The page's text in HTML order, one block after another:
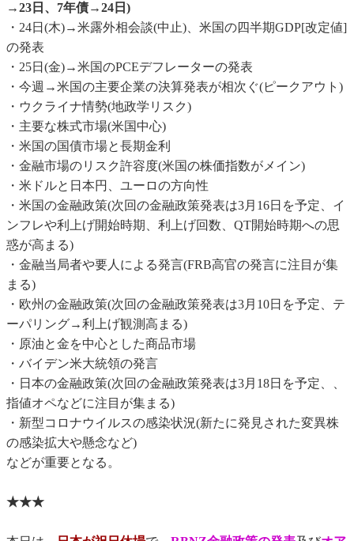
→23日、7年債→24日)
・24日(木)→米露外相会談(中止)、米国の四半期GDP[改定値]
の発表
・25日(金)→米国のPCEデフレーターの発表
・今週→米国の主要企業の決算発表が相次ぐ(ピークアウト)
・ウクライナ情勢(地政学リスク)
・主要な株式市場(米国中心)
・米国の国債市場と長期金利
・金融市場のリスク許容度(米国の株価指数がメイン)
・米ドルと日本円、ユーロの方向性
・米国の金融政策(次回の金融政策発表は3月16日を予定、イ
ンフレや利上げ開始時期、利上げ回数、QT開始時期への思
惑が高まる)
・金融当局者や要人による発言(FRB高官の発言に注目が集
まる)
・欧州の金融政策(次回の金融政策発表は3月10日を予定、テ
ーパリング→利上げ観測高まる)
・原油と金を中心とした商品市場
・バイデン米大統領の発言
・日本の金融政策(次回の金融政策発表は3月18日を予定、、
指値オペなどに注目が集まる)
・新型コロナウイルスの感染状況(新たに発見された変異株
の感染拡大や懸念など)
などが重要となる。
★★★